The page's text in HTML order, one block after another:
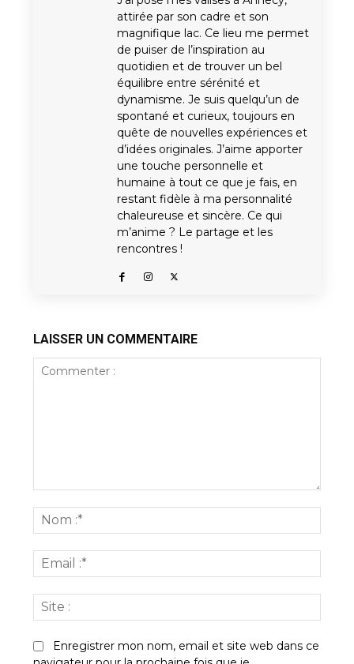
attirée par son cadre et son
magnifique lac. Ce lieu me permet
de puiser de l’inspiration au
quotidien et de trouver un bel
équilibre entre sérénité et
dynamisme. Je suis quelqu’un de
spontané et curieux, toujours en
quête de nouvelles expériences et
d’idées originales. J’aime apporter
une touche personnelle et
humaine à tout ce que je fais, en
restant fidèle à ma personnalité
chaleureuse et sincère. Ce qui
m’anime ? Le partage et les
rencontres !
LAISSER UN COMMENTAIRE
:*
:*
:
Enregistrer mon nom, email et site web dans ce